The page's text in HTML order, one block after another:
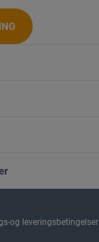
og leveringsbetingelser